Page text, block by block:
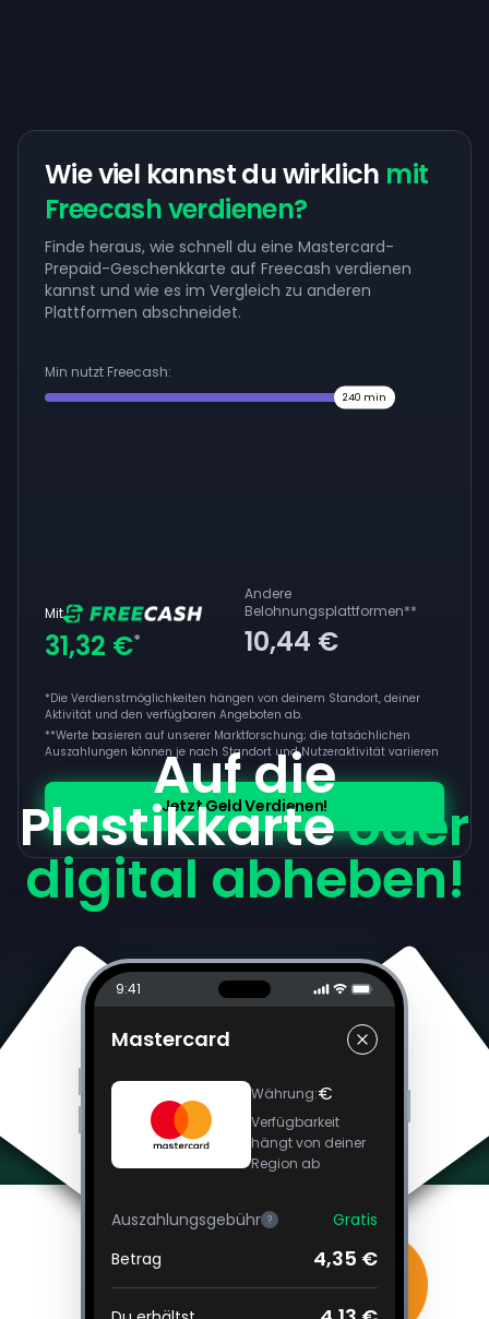
Wie viel kannst du wirklich mit
Freecash verdienen?
Finde heraus, wie schnell du eine Mastercard-
Prepaid-Geschenkkarte auf Freecash verdienen
kannst und wie es im Vergleich zu anderen
Plattformen abschneidet.
Min nutzt Freecash:
240 min
Mit
31,32 €*
Andere
Belohnungsplattformen**
10,44 €
*Die Verdienstmöglichkeiten hängen von deinem Standort, deiner
Aktivität und den verfügbaren Angeboten ab.
**Werte basieren auf unserer Marktforschung; die tatsächlichen
Auszahlungen können je nach Standort und Nutzeraktivität variieren
Jetzt Geld Verdienen!
Auf die
Plastikkarteoder
digital abheben!
9:41
Mastercard
Währung:€
Verfügbarkeit
hängt von deiner
Region ab
Auszahlungsgebühr ?
Gratis
Betrag
4,35 €